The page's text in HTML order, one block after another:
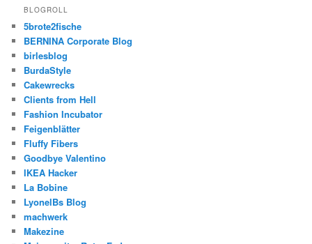
BLOGROLL
5brote2fische
BERNINA Corporate Blog
birlesblog
BurdaStyle
Cakewrecks
Clients from Hell
Fashion Incubator
Feigenblätter
Fluffy Fibers
Goodbye Valentino
IKEA Hacker
La Bobine
LyonelBs Blog
machwerk
Makezine